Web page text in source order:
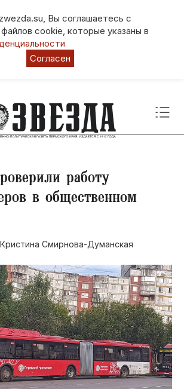
Вы соглашаетесь с
cookie, которые указаны в
Согласен
РФ
работу
в общественном
Смирнова-Думанская